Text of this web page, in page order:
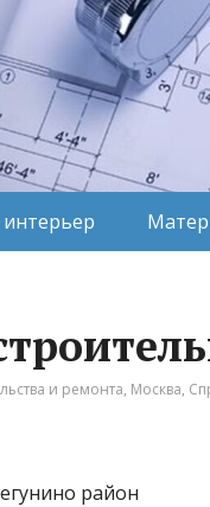
и ремонта, Москва,
район